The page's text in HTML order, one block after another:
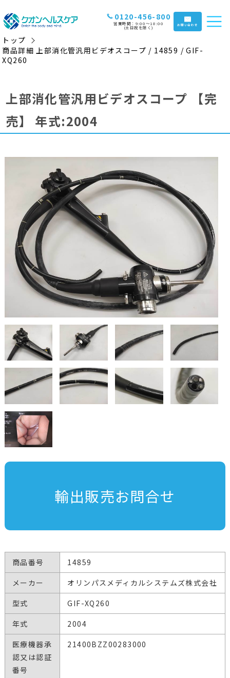
0120-456-800
営業時間：9:00〜18:00
(土日祝を除く) お問い合わせ
トップ
商品詳細 上部消化管汎用ビデオスコープ / 14859 / GIF-
XQ260
上部消化管汎用ビデオスコープ
【完
売】
年式:2004
輸出販売お問合せ
商品番号
14859
メーカー
オリンパスメディカルシステムズ株式会社
型式
GIF-XQ260
年式
2004
医療機器承
認又は認証
番号
21400BZZ00283000